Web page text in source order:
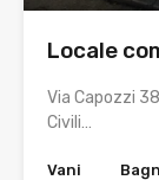
Locale
Via Capozzi
Civili…
Vani